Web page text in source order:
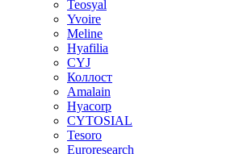
Teosyal
Yvoire
Meline
Hyafilia
CYJ
Коллост
Amalain
Hyacorp
CYTOSIAL
Tesoro
Euroresearch